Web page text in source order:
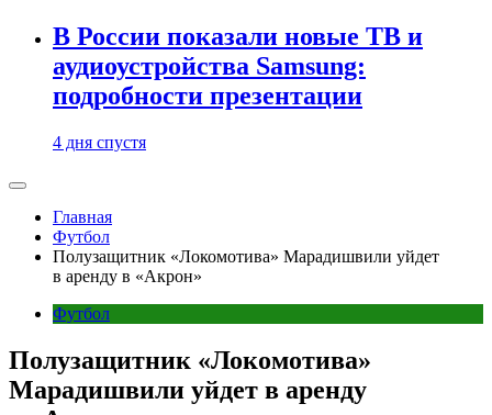
В России показали новые ТВ и
аудиоустройства Samsung:
подробности презентации
4 дня спустя
Главная
Футбол
Полузащитник «Локомотива» Марадишвили уйдет
в аренду в «Акрон»
Футбол
Полузащитник «Локомотива»
Марадишвили уйдет в аренду